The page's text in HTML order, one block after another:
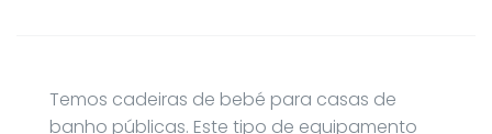
Temos cadeiras de bebé para casas de
banho públicas. Este tipo de equipamento